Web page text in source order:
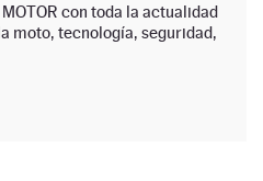
con toda la actualidad
moto, tecnología, seguridad,